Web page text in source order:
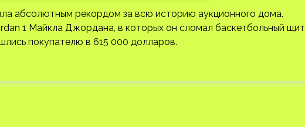
абсолютным рекордом за всю историю аукционного дома.
1 Майкла Джордана, в которых он сломал баскетбольный щит
покупателю в 615 000 долларов.